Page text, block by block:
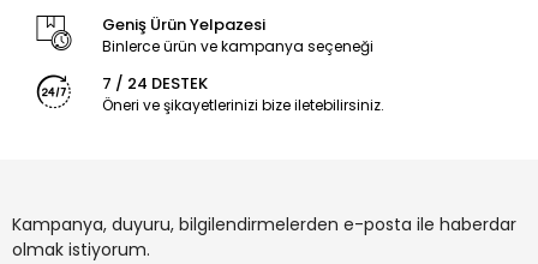
Geniş Ürün Yelpazesi
Binlerce ürün ve kampanya seçeneği
7 / 24 DESTEK
Öneri ve şikayetlerinizi bize iletebilirsiniz.
Kampanya, duyuru, bilgilendirmelerden e-posta ile haberdar
olmak istiyorum.